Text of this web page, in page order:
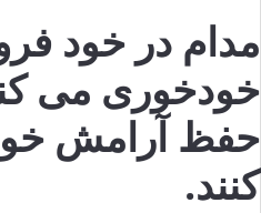
مدام در خود
خودخوری می
حفظ آرامش
کنند.